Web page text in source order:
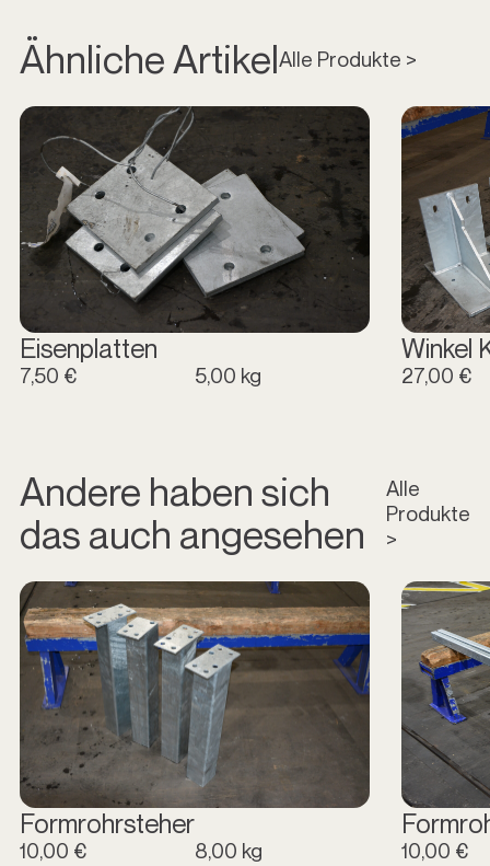
Ähnliche ArtikelAlle Produkte >
Eisenplatten
7,50 € 5,00 kg
Winkel
27,00 €
Andere haben sich
das auch angesehen
Alle
Produkte
>
Formrohrsteher
10,00 € 8,00 kg 10,00 €